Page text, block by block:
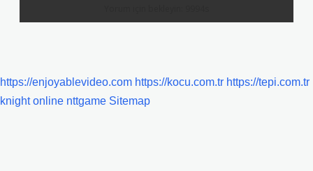
https://enjoyablevideo.com https://kocu.com.tr https://tepi.com.tr
knight online nttgame Sitemap